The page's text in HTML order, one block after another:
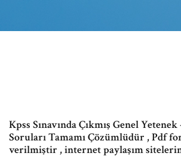
Kpss Sınavında Çıkmış Genel
Soruları Tamamı Çözümlüdür , Pdf
verilmiştir , internet paylaşım